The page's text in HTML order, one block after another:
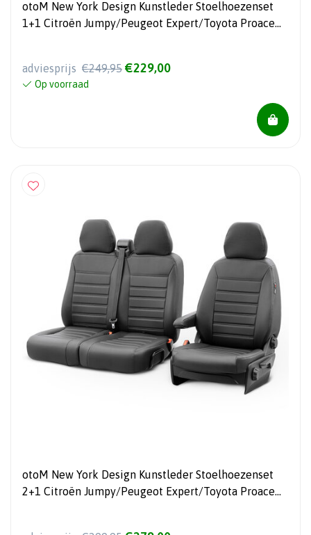
otoM New York Design Kunstleder Stoelhoezenset
1+1 Citroën Jumpy/Peugeot Expert/Toyota Proace
adviesprijs €249,95 €229,00
Op voorraad
otoM New York Design Kunstleder Stoelhoezenset
2+1 Citroën Jumpy/Peugeot Expert/Toyota Proace